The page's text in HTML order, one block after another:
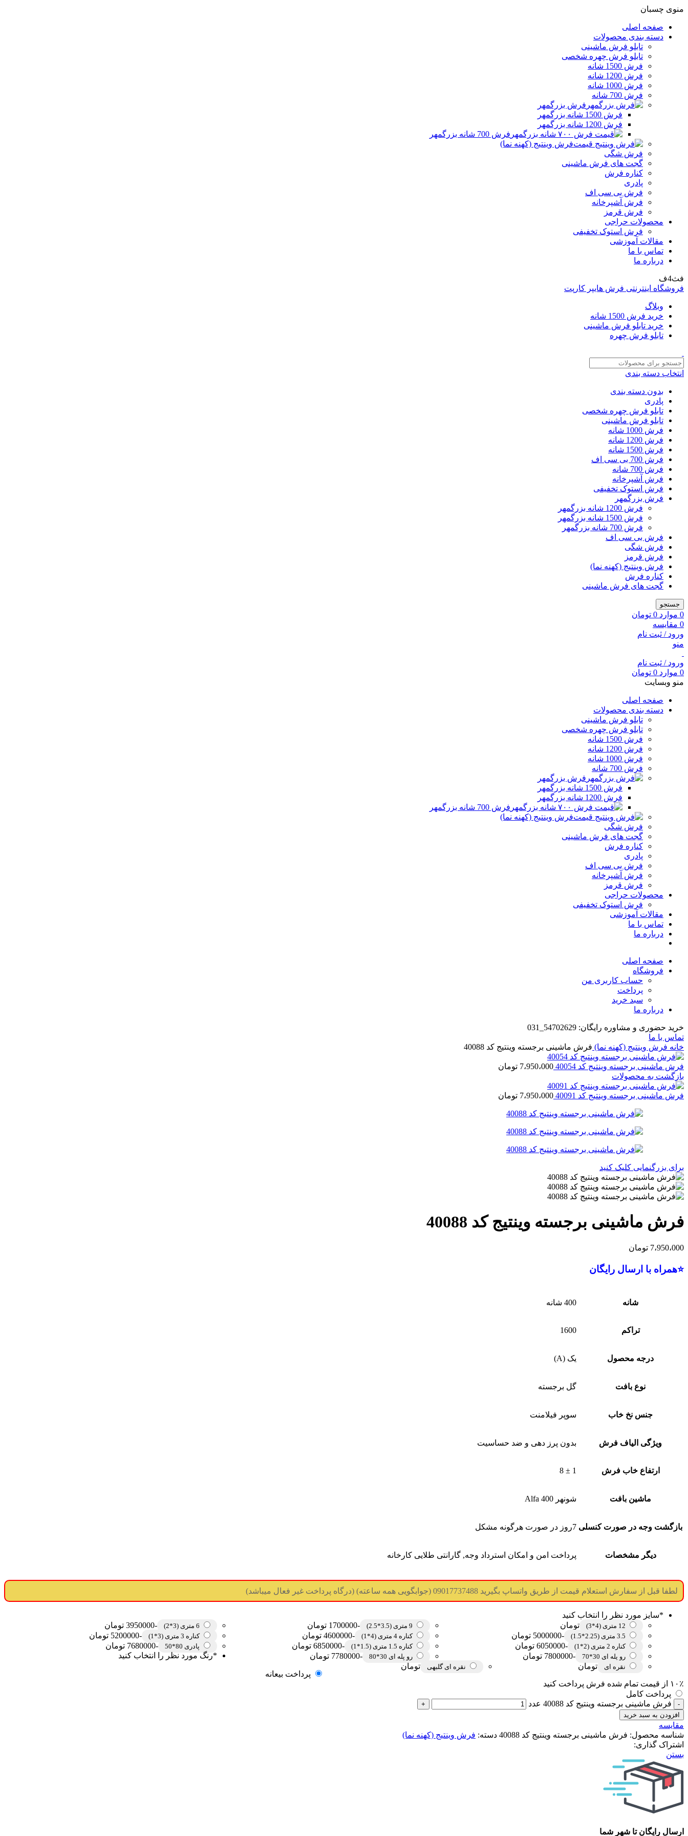
منوی چسبان
صفحه اصلی
دسته بندی محصولات
تابلو فرش ماشینی
تابلو فرش چهره شخصی
فرش 1500 شانه
فرش 1200 شانه
فرش 1000 شانه
فرش 700 شانه
فرش بزرگمهر
فرش 1500 شانه بزرگمهر
فرش 1200 شانه بزرگمهر
فرش 700 شانه بزرگمهر
فرش وینتیج (کهنه نما)
فرش شگی
گجت های فرش ماشینی
کناره فرش
پادری
فرش بی سی اف
فرش آشپرخانه
فرش قرمز
محصولات حراجی
فرش استوک تخفیفی
مقالات آموزشی
تماس با ما
درباره ما
فث4ف
فروشگاه اینترنتی فرش هایپر کارپت
وبلاگ
خرید فرش 1500 شانه
خرید تابلو فرش ماشینی
تابلو فرش چهره
انتخاب دسته بندی
بدون دسته بندی
پادری
تابلو فرش چهره شخصی
تابلو فرش ماشینی
فرش 1000 شانه
فرش 1200 شانه
فرش 1500 شانه
فرش 700 بی سی اف
فرش 700 شانه
فرش آشپرخانه
فرش استوک تخفیفی
فرش بزرگمهر
فرش 1200 شانه بزرگمهر
فرش 1500 شانه بزرگمهر
فرش 700 شانه بزرگمهر
فرش بی سی اف
فرش شگی
فرش قرمز
فرش وینتیج (کهنه نما)
کناره فرش
گجت های فرش ماشینی
جستجو
0 موارد 0 تومان
0 مقایسه
ورود / ثبت نام
منو
ورود / ثبت نام
0 موارد 0 تومان
منو وبسایت
صفحه اصلی
دسته بندی محصولات
تابلو فرش ماشینی
تابلو فرش چهره شخصی
فرش 1500 شانه
فرش 1200 شانه
فرش 1000 شانه
فرش 700 شانه
فرش بزرگمهر
فرش 1500 شانه بزرگمهر
فرش 1200 شانه بزرگمهر
فرش 700 شانه بزرگمهر
فرش وینتیج (کهنه نما)
فرش شگی
گجت های فرش ماشینی
کناره فرش
پادری
فرش بی سی اف
فرش آشپرخانه
فرش قرمز
محصولات حراجی
فرش استوک تخفیفی
مقالات آموزشی
تماس با ما
درباره ما
صفحه اصلی
فروشگاه
حساب کاربری من
پرداخت
سبد خرید
درباره ما
خرید حضوری و مشاوره رایگان: 54702629_031
تماس با ما
خانه فرش وینتیج (کهنه نما) فرش ماشینی برجسته وینتیج کد 40088
فرش ماشینی برجسته وینتیج کد 40054 7،950،000 تومان
بازگشت به محصولات
فرش ماشینی برجسته وینتیج کد 40091 7،950،000 تومان
برای بزرگنمایی کلیک کنید
فرش ماشینی برجسته وینتیج کد 40088
7،950،000 تومان
⭐همراه با ارسال رایگان
شانه 400 شانه
تراکم 1600
درجه محصول یک (A)
نوع بافت گل برجسته
جنس نخ خاب سوپر فیلامنت
ویژگی الیاف فرش بدون پرز دهی و ضد حساسیت
ارتفاع خاب فرش 1 ± 8
ماشین بافت شونهر Alfa 400
بازگشت وجه در صورت کنسلی 7روز در صورت هرگونه مشکل
دیگر مشخصات پرداخت امن و امکان استرداد وجه, گارانتی طلایی کارخانه
لطفا قبل از سفارش استعلام قیمت از طریق واتساپ بگیرید 09017737488 (جوابگویی همه ساعته) (درگاه پرداخت غیر فعال میباشد)
*سایز مورد نظر را انتخاب کنید
12 متری (4*3) تومان 9 متری (3.5*2.5) -1700000 تومان 6 متری (3*2) -3950000 تومان
3.5 متری (2.25*1.5) -5000000 تومان کناره 4 متری (4*1) -4600000 تومان کناره 3 متری (3*1) -5200000 تومان
کناره 2 متری (2*1) -6050000 تومان کناره 1.5 متری (1.5*1) -6850000 تومان پادری 80*50 -7680000 تومان
رو پله ای 30*70 -7800000 تومان رو پله ای 30*80 -7780000 تومان *رنگ مورد نظر را انتخاب کنید
نقره ای تومان نقره ای گلبهی
تومان
پرداخت بیعانه
۱۰٪ از قیمت تمام شده فرش پرداخت کنید
پرداخت کامل
فرش ماشینی برجسته وینتیج کد 40088 عدد
افزودن به سبد خرید
مقایسه
شناسه محصول: فرش ماشینی برجسته وینتیج کد 40088 دسته: فرش وینتیج (کهنه نما)
اشتراک گذاری:
بستن
ارسال رایگان تا شهر شما